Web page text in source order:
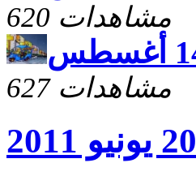
620 مشاهدات
627 مشاهدات